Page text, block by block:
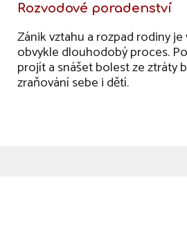
Rozvodové poradenství
Zánik vztahu a rozpad rodiny
obvykle dlouhodobý proces.
projít a snášet bolest ze ztráty
zraňování sebe i dětí.